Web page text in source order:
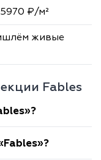
₽/м²
живые
Fables